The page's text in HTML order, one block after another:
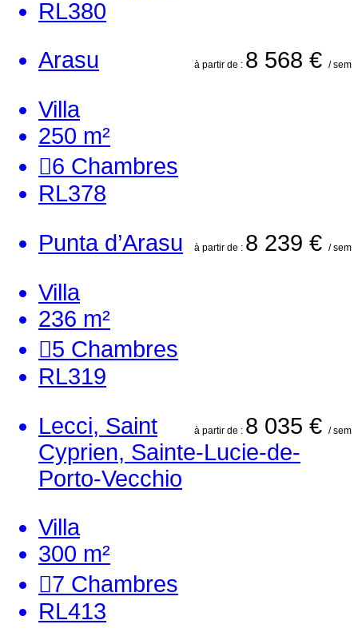
RL380
à partir de : 8 568 € / sem
Arasu
Villa
250 m²
6 Chambres
RL378
à partir de : 8 239 € / sem
Punta d’Arasu
Villa
236 m²
5 Chambres
RL319
à partir de : 8 035 € / sem
Lecci, Saint
Cyprien, Sainte-Lucie-de-
Porto-Vecchio
Villa
300 m²
7 Chambres
RL413